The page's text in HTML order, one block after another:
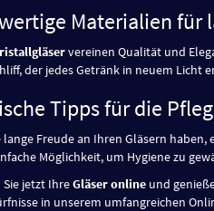
Materialien für
vereinen Qualität und
der jedes Getränk in neuem Licht
Tipps für die
lange Freude an Ihren Gläsern
Möglichkeit, um Hygiene zu
jetzt IhreGläser online und
in unserem umfangreichen